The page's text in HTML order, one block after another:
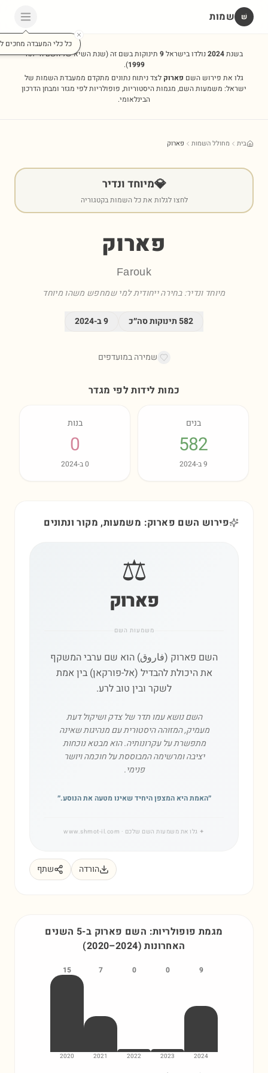
שׁ שמות
כל כלי המעבדה מחכים
בשנת2024נולדו בישראל9 תינוקות בשם זה(שנת השיא של השם הייתה
1999
).
גלו את פירוש השם פארוק לצד ניתוח נתונים מתקדם ממעבדת השמות של
ישראל: משמעות השם, מגמות היסטוריות, פופולריות לפי מגזר ומבחן הדרכון
הבינלאומי.
בית מחולל השמות פארוק
💎מיוחד ונדיר
לחצו לגלות את כל השמות בקטגוריה
פארוק
Farouk
מיוחד ונדיר: בחירה ייחודית למי שמחפש משהו מיוחד
582תינוקות סה״כ 9ב-2024
שמירה במועדפים
כמות לידות לפי מגדר
בנים
582
9ב-2024
בנות
0
0ב-2024
פירוש השם פארוק: משמעות, מקור ונתונים
⚖️
פארוק
משמעות השם
השם פארוק (فاروق) הוא שם ערבי המשקף
את היכולת להבדיל (אל-פורקאן) בין אמת
לשקר ובין טוב לרע.
השם נושא עמו תדר של צדק ושיקול דעת
מעמיק, המזוהה היסטורית עם מנהיגות שאינה
מתפשרת על עקרונותיה. הוא מבטא נוכחות
יציבה ומרשימה המבוססת על חוכמה ויושר
פנימי.
״האמת היא המצפן היחיד שאינו מטעה את הנוסע.״
✦ גלו את משמעות השם שלכם · www.shmot-il.com
הורדה שתף
מגמת פופולריות: השם פארוק
ב-5 השנים
האחרונות
(2020–2024)
9
2024
0
2023
0
2022
7
2021
15
2020